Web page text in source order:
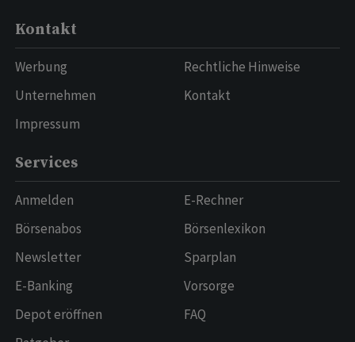
Kontakt
Werbung
Unternehmen
Impressum
Rechtliche Hinweise
Kontakt
Services
Anmelden
Börsenabos
Newsletter
E-Banking
Depot eröffnen
E-Rechner
Börsenlexikon
Sparplan
Vorsorge
FAQ